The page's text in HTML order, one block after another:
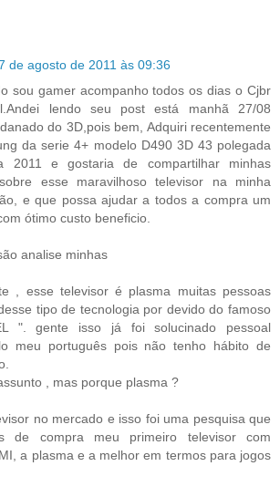
de agosto de 2011 às 09:36
sou gamer acompanho todos os dias o Cjbr
lendo seu post está manhã 27/08
do 3D,pois bem, Adquiri recentemente
da serie 4+ modelo D490 3D 43 polegada
2011 e gostaria de compartilhar minhas
esse maravilhoso televisor na minha
e que possa ajudar a todos a compra um
ótimo custo beneficio.
analise minhas
, esse televisor é plasma muitas pessoas
tipo de tecnologia por devido do famoso
". gente isso já foi solucinado pessoal
meu português pois não tenho hábito de
, mas porque plasma ?
no mercado e isso foi uma pesquisa que
de compra meu primeiro televisor com
a plasma e a melhor em termos para jogos